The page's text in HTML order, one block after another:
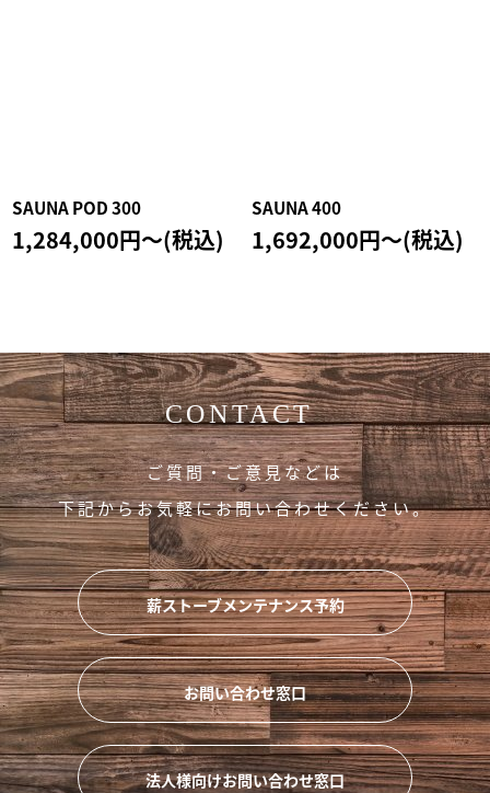
SAUNA POD 300
1,284,000円～(税込)
SAUNA 400
1,692,000円～(税込)
CONTACT
ご質問・ご意見などは
下記からお気軽にお問い合わせください。
薪ストーブメンテナンス予約
お問い合わせ窓口
法人様向けお問い合わせ窓口